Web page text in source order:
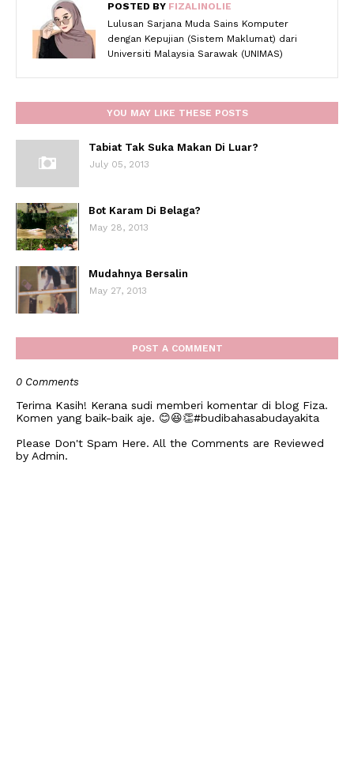
POSTED BY FIZALINOLIE
Lulusan Sarjana Muda Sains Komputer
dengan Kepujian (Sistem Maklumat) dari
Universiti Malaysia Sarawak (UNIMAS)
YOU MAY LIKE THESE POSTS
Tabiat Tak Suka Makan Di Luar?
July 05, 2013
Bot Karam Di Belaga?
May 28, 2013
Mudahnya Bersalin
May 27, 2013
POST A COMMENT
0 Comments
Terima Kasih! Kerana sudi memberi komentar di blog Fiza.
Komen yang baik-baik aje. 😊😆👏#budibahasabudayakita
Please Don't Spam Here. All the Comments are Reviewed
by Admin.